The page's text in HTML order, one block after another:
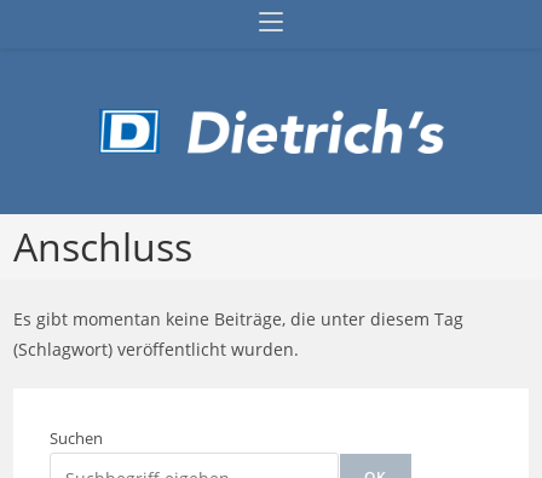
Anschluss
Es gibt momentan keine Beiträge, die unter diesem Tag
(Schlagwort) veröffentlicht wurden.
Suchen